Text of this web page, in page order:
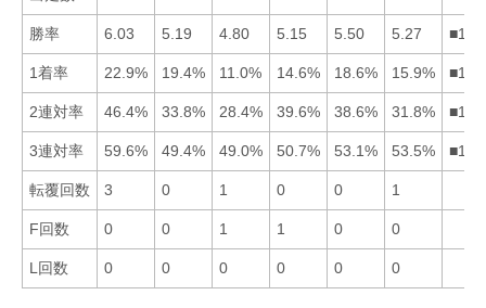
勝率 6.03 5.19 4.80 5.15 5.50 5.27
1着率 22.9% 19.4% 11.0% 14.6% 18.6% 15.9%
2連対率 46.4% 33.8% 28.4% 39.6% 38.6% 31.8%
3連対率 59.6% 49.4% 49.0% 50.7% 53.1% 53.5%
転覆回数 3 0 1 0 0 1
F回数 0 0 1 1 0 0
L回数 0 0 0 0 0 0